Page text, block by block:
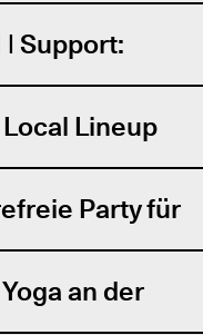
| Support:
Lineup
Party für
an der